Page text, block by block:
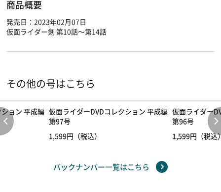
商品概要
発売日：2023年02月07日
仮面ライダー剣 第10話～第14話
その他の号はこちら
ョン 平成編 仮面ライダーDVDコレクション 平成編
第97号
1,599円（税込）
仮面ライダー
第96号
1,599円（税込
バックナンバー一覧はこちら